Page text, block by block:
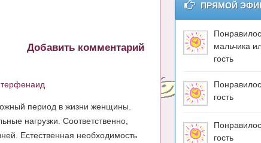
Добавить комментарий
терфенаид
период в жизни женщины.
нагрузки. Соответственно,
Естественная необходимость
ПРЯМОЙ
мальчика
гость
гость
гость